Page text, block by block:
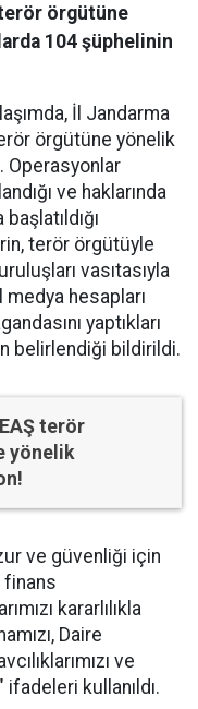
terör örgütüne
104 şüphelinin
İl Jandarma
örgütüne yönelik
Operasyonlar
ve haklarında
terör örgütüyle
vasıtasıyla
hesapları
yaptıkları
belirlendiği bildirildi.
terör
yönelik
ve güvenliği için
finans
kararlılıkla
Daire
ve
kullanıldı.